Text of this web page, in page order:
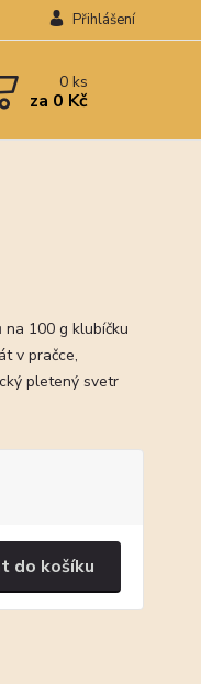
Přihlášení
0ks
za 0 Kč
100 g klubíčku
v pračce,
pletený svetr
do košíku